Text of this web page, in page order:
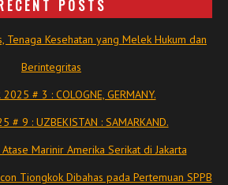
POSTS
Tenaga Kesehatan yang Melek Hukum dan
Berintegritas
2025 # 3 : COLOGNE, GERMANY.
# 9 : UZBEKISTAN : SAMARKAND.
Marinir Amerika Serikat di Jakarta
Tiongkok Dibahas pada Pertemuan SPPB